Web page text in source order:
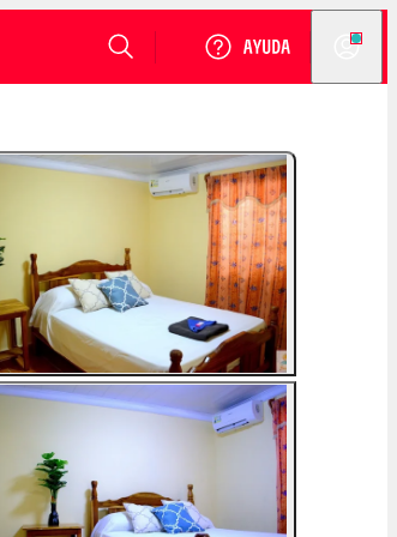
VER DISPONIBILIDAD